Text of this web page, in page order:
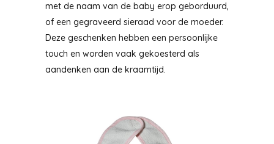
met de naam van de baby erop geborduurd,
of een gegraveerd sieraad voor de moeder.
Deze geschenken hebben een persoonlijke
touch en worden vaak gekoesterd als
aandenken aan de kraamtijd.